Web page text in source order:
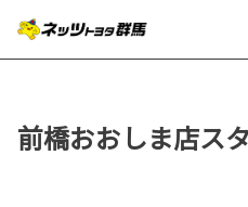
前橋おおしま店ス